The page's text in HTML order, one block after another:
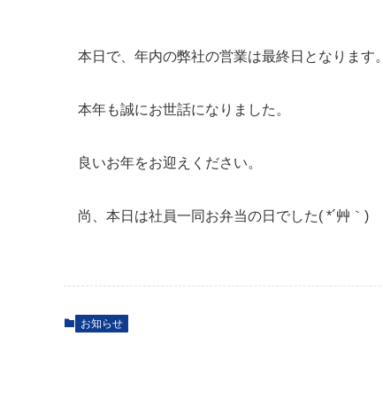
本日で、年内の弊社の営業は最終日となります。
本年も誠にお世話になりました。
良いお年をお迎えください。
尚、本日は社員一同お弁当の日でした( *´艸｀)
お知らせ